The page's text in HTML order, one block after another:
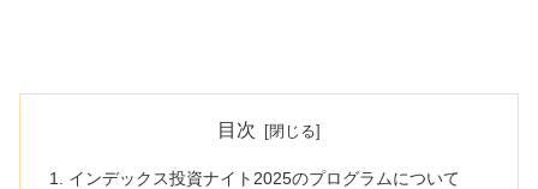
目次
インデックス投資ナイト2025のプログラムについて